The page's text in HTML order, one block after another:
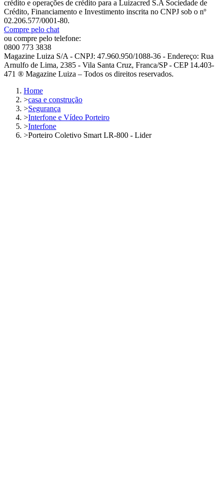
crédito e operações de crédito para a Luizacred S.A Sociedade de
Crédito, Financiamento e Investimento inscrita no CNPJ sob o nº
02.206.577/0001-80.
Compre pelo chat
ou compre pelo telefone:
0800 773 3838
Magazine Luiza S/A - CNPJ: 47.960.950/1088-36 - Endereço: Rua
Arnulfo de Lima, 2385 - Vila Santa Cruz, Franca/SP - CEP 14.403-
471 ® Magazine Luiza – Todos os direitos reservados.
Home
>casa e construção
>Segurança
>Interfone e Vídeo Porteiro
>Interfone
>Porteiro Coletivo Smart LR-800 - Lider